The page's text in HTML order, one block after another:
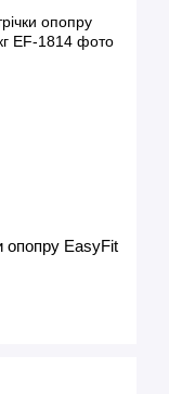
опопру EasyFit